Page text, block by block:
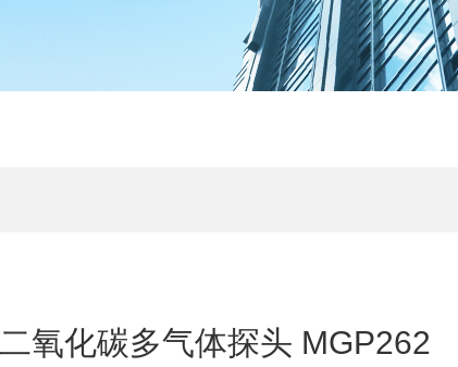
氧化碳多气体探头 MGP262